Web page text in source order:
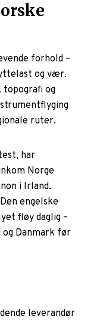
forhold –
og vær.
og
ruter.
har
Norge
i Irland.
engelske
fløy daglig –
og Danmark før
leverandør